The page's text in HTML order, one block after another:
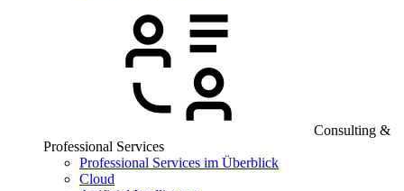
Consulting &
Professional Services
Professional Services im Überblick
Cloud